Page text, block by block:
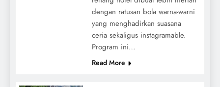
dengan ratusan bola warna-warni
yang menghadirkan suasana
ceria sekaligus instagramable.
Program ini…
Read More